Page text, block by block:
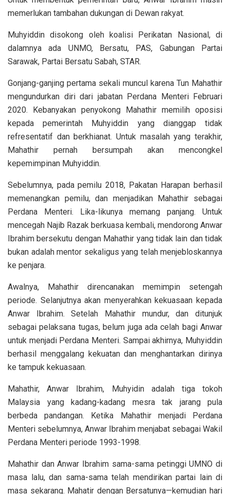
memerlukan tambahan dukungan di Dewan rakyat.
Muhyiddin disokong oleh koalisi Perikatan Nasional, di
dalamnya ada UNMO, Bersatu, PAS, Gabungan Partai
Sarawak, Partai Bersatu Sabah, STAR.
Gonjang-ganjing pertama sekali muncul karena Tun Mahathir
mengundurkan diri dari jabatan Perdana Menteri Februari
2020. Kebanyakan penyokong Mahathir memilih oposisi
kepada pemerintah Muhyiddin yang dianggap tidak
refresentatif dan berkhianat. Untuk masalah yang terakhir,
Mahathir pernah bersumpah akan mencongkel
kepemimpinan Muhyiddin.
Sebelumnya, pada pemilu 2018, Pakatan Harapan berhasil
memenangkan pemilu, dan menjadikan Mahathir sebagai
Perdana Menteri. Lika-likunya memang panjang. Untuk
mencegah Najib Razak berkuasa kembali, mendorong Anwar
Ibrahim bersekutu dengan Mahathir yang tidak lain dan tidak
bukan adalah mentor sekaligus yang telah menjebloskannya
ke penjara.
Awalnya, Mahathir direncanakan memimpin setengah
periode. Selanjutnya akan menyerahkan kekuasaan kepada
Anwar Ibrahim. Setelah Mahathir mundur, dan ditunjuk
sebagai pelaksana tugas, belum juga ada celah bagi Anwar
untuk menjadi Perdana Menteri. Sampai akhirnya, Muhyiddin
berhasil menggalang kekuatan dan menghantarkan dirinya
ke tampuk kekuasaan.
Mahathir, Anwar Ibrahim, Muhyidin adalah tiga tokoh
Malaysia yang kadang-kadang mesra tak jarang pula
berbeda pandangan. Ketika Mahathir menjadi Perdana
Menteri sebelumnya, Anwar Ibrahim menjabat sebagai Wakil
Perdana Menteri periode 1993-1998.
Mahathir dan Anwar Ibrahim sama-sama petinggi UMNO di
masa lalu, dan sama-sama telah mendirikan partai lain di
masa sekarang. Mahatir dengan Bersatunya—kemudian hari